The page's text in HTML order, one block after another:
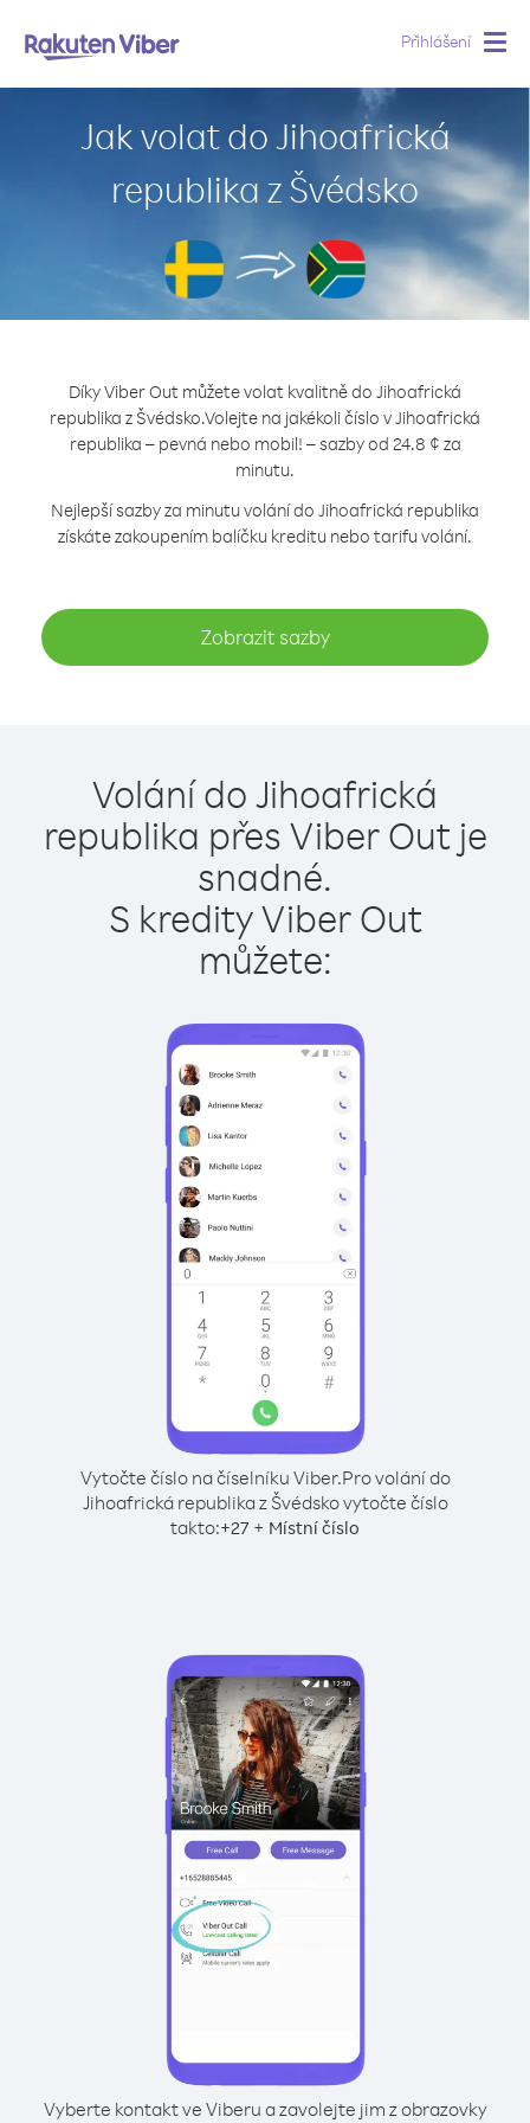
Přihlášení
Jak volat do Jihoafrická
republika z Švédsko
Díky Viber Out můžete volat kvalitně do Jihoafrická
republika z Švédsko.Volejte na jakékoli číslo v Jihoafrická
republika – pevná nebo mobil! – sazby od 24.8 ¢ za
minutu.
Nejlepší sazby za minutu volání do Jihoafrická republika
získáte zakoupením balíčku kreditu nebo tarifu volání.
Zobrazit sazby
Volání do Jihoafrická
republika přes Viber Out je
snadné.
S kredity Viber Out
můžete:
Vytočte číslo na číselníku Viber.Pro volání do
Jihoafrická republika z Švédsko vytočte číslo
takto:+27 + Místní číslo
Vyberte kontakt ve Viberu a zavolejte jim z obrazovky